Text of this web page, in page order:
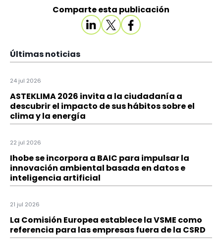
Comparte esta publicación
Últimas noticias
24 jul 2026
ASTEKLIMA 2026 invita a la ciudadanía a
descubrir el impacto de sus hábitos sobre el
clima y la energía
22 jul 2026
Ihobe se incorpora a BAIC para impulsar la
innovación ambiental basada en datos e
inteligencia artificial
21 jul 2026
La Comisión Europea establece la VSME como
referencia para las empresas fuera de la CSRD